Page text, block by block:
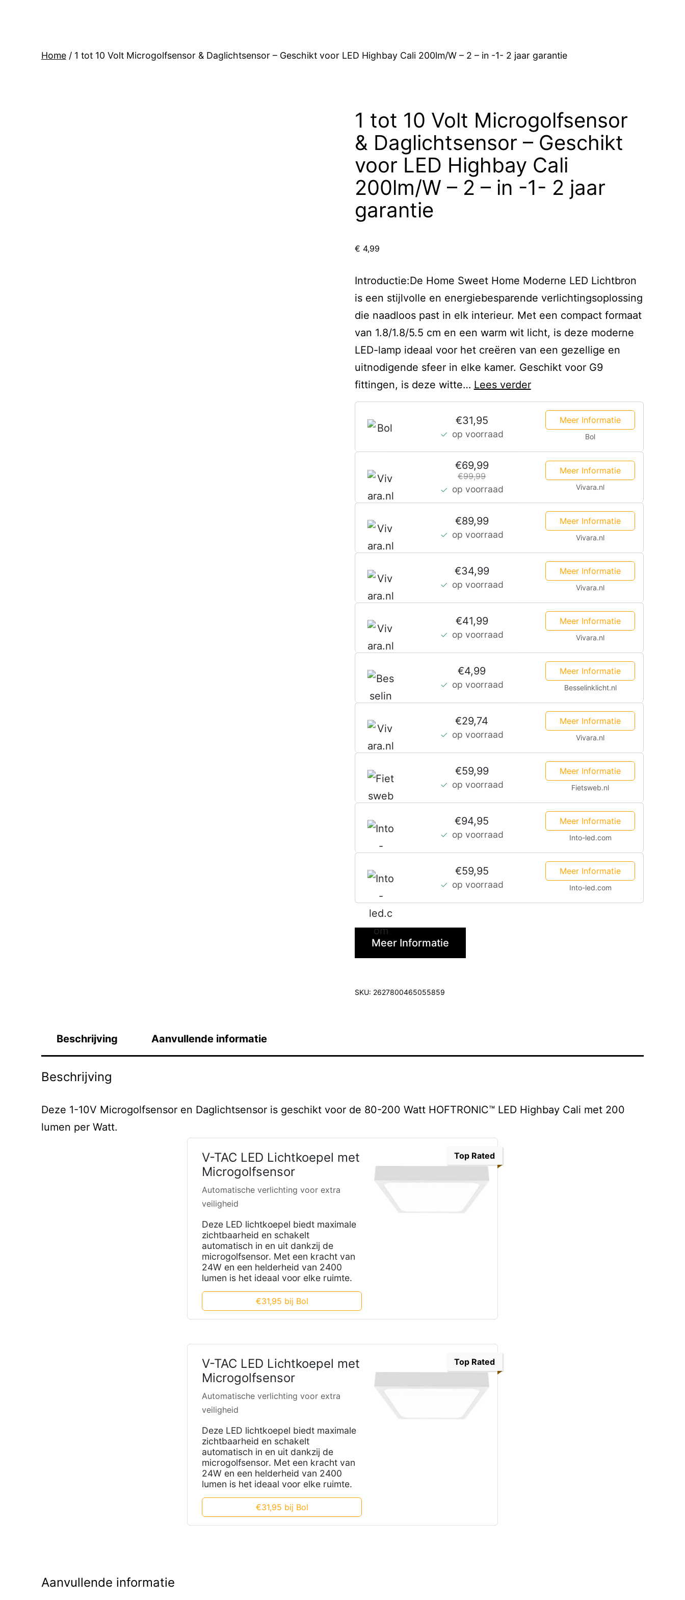
Home/ 1 tot 10 Volt Microgolfsensor & Daglichtsensor – Geschikt voor LED Highbay Cali 200lm/W – 2 – in -1- 2 jaar garantie
1 tot 10 Volt Microgolfsensor
& Daglichtsensor – Geschikt
voor LED Highbay Cali
200lm/W – 2 – in -1- 2 jaar
garantie
€ 4,99
Introductie:De Home Sweet Home Moderne LED Lichtbron
is een stijlvolle en energiebesparende verlichtingsoplossing
die naadloos past in elk interieur. Met een compact formaat
van 1.8/1.8/5.5 cm en een warm wit licht, is deze moderne
LED-lamp ideaal voor het creëren van een gezellige en
uitnodigende sfeer in elke kamer. Geschikt voor G9
fittingen, is deze witte… Lees verder1
tot
Microgolfsensor
Daglichtsensor
–
Geschikt
Highbay
200lm/W
jaar
€31,95
op voorraad
Meer Informatie
Bol
€69,99
€99,99
op voorraad
Meer Informatie
Vivara.nl
€89,99
op voorraad
Meer Informatie
Vivara.nl
€34,99
op voorraad
Meer Informatie
Vivara.nl
€41,99
op voorraad
Meer Informatie
Vivara.nl
€4,99
op voorraad
Meer Informatie
Besselinklicht.nl
€29,74
op voorraad
Meer Informatie
Vivara.nl
€59,99
op voorraad
Meer Informatie
Fietsweb.nl
€94,95
op voorraad
Meer Informatie
Into-led.com
€59,95
op voorraad
Meer Informatie
Into-led.com
Meer Informatie
SKU: 2627800465055859
Beschrijving Aanvullende informatie
Beschrijving
Deze 1-10V Microgolfsensor en Daglichtsensor is geschikt voor de 80-200 Watt HOFTRONIC™ LED Highbay Cali met 200
lumen per Watt.
Top Rated
V-TAC LED Lichtkoepel met
Microgolfsensor
Automatische verlichting voor extra
veiligheid
Deze LED lichtkoepel biedt maximale
zichtbaarheid en schakelt
automatisch in en uit dankzij de
microgolfsensor. Met een kracht van
24W en een helderheid van 2400
lumen is het ideaal voor elke ruimte.
€31,95 bij Bol
Top Rated
V-TAC LED Lichtkoepel met
Microgolfsensor
Automatische verlichting voor extra
veiligheid
Deze LED lichtkoepel biedt maximale
zichtbaarheid en schakelt
automatisch in en uit dankzij de
microgolfsensor. Met een kracht van
24W en een helderheid van 2400
lumen is het ideaal voor elke ruimte.
€31,95 bij Bol
Aanvullende informatie